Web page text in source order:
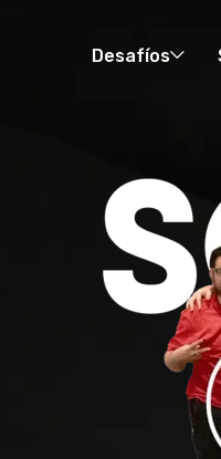
Desafíos